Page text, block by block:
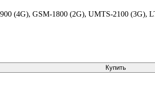
(4G), GSM-1800 (2G), UMTS-2100 (3G),
Купить